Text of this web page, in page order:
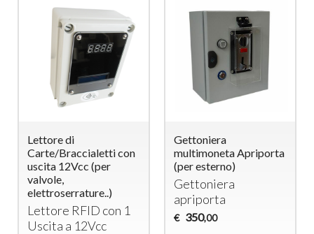
Lettore di
Carte/Braccialetti con
uscita 12Vcc (per
valvole,
elettroserrature..)
Lettore RFID con 1
Uscita a 12Vcc
Gettoniera
multimoneta Apriporta
(per esterno)
Gettoniera
apriporta
€ 350,00